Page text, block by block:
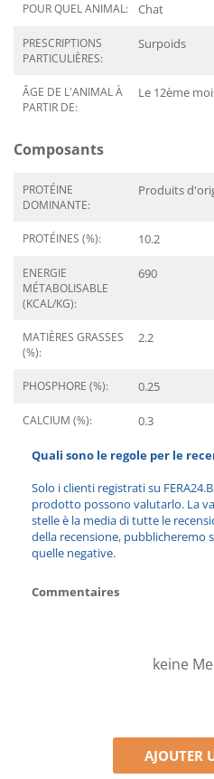
POUR QUEL ANIMAL: Chat
PRESCRIPTIONS
PARTICULIÈRES:
Surpoids
ÂGE DE L'ANIMAL À
PARTIR DE:
Le 12ème
Composants
PROTÉINE
DOMINANTE:
Produits
PROTÉINES (%): 10.2
ENERGIE
MÉTABOLISABLE
(KCAL/KG):
690
MATIÈRES GRASSES
(%):
2.2
PHOSPHORE (%): 0.25
CALCIUM (%): 0.3
Quali sono le regole per le
Solo i clienti registrati su
prodotto possono valutarlo. La
stelle è la media di tutte le
della recensione, pubblicheremo
quelle negative.
Commentaires
keine
AJOUTER